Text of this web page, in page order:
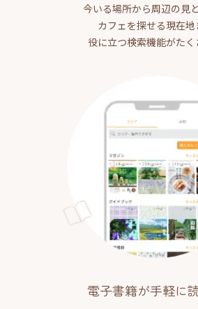
今いる場所から周辺の見
カフェを探せる現在地
役に立つ検索機能がたく
電子書籍が手軽に